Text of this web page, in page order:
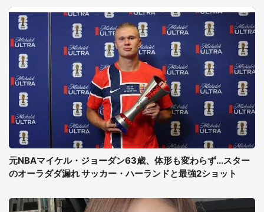
元NBAマイケル・ジョーダン63歳、体形も変わらず...スター
のオーラダダ漏れ サッカー・ハーランドと最強2ショット